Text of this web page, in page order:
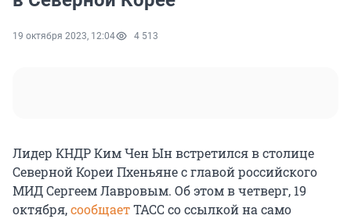
19 октября 2023, 12:04 4 513
Лидер КНДР Ким Чен Ын встретился в столице
Северной Кореи Пхеньяне с главой российского
МИД Сергеем Лавровым. Об этом в четверг, 19
октября,сообщаетТАСС со ссылкой на само